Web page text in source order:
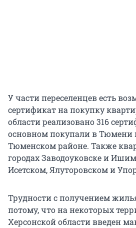
У части переселенцев есть
сертификат на покупку
области реализовано 316
основном покупали в Тюмени
Тюменском районе. Также
городах Заводоуковске и
Исетском, Ялуторовском и
Трудности с получением
потому, что на некоторых
Херсонской области введен